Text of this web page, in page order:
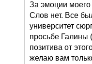
За эмоции моего
Слов нет. Все
университет
просьбе Галины
позитива от
желаю вам